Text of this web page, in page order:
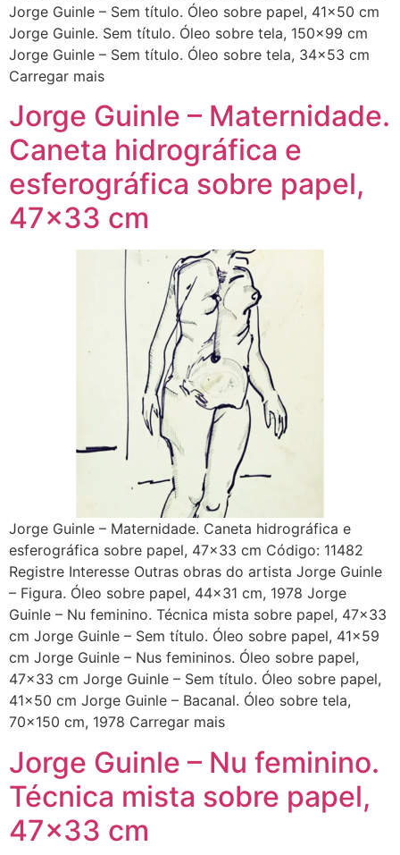
Jorge Guinle – Sem título. Óleo sobre papel, 41×50 cm
Jorge Guinle. Sem título. Óleo sobre tela, 150×99 cm
Jorge Guinle – Sem título. Óleo sobre tela, 34×53 cm
Carregar mais
Jorge Guinle – Maternidade.
Caneta hidrográfica e
esferográfica sobre papel,
47×33 cm
Jorge Guinle – Maternidade. Caneta hidrográfica e
esferográfica sobre papel, 47×33 cm Código: 11482
Registre Interesse Outras obras do artista Jorge Guinle
– Figura. Óleo sobre papel, 44×31 cm, 1978 Jorge
Guinle – Nu feminino. Técnica mista sobre papel, 47×33
cm Jorge Guinle – Sem título. Óleo sobre papel, 41×59
cm Jorge Guinle – Nus femininos. Óleo sobre papel,
47×33 cm Jorge Guinle – Sem título. Óleo sobre papel,
41×50 cm Jorge Guinle – Bacanal. Óleo sobre tela,
70×150 cm, 1978 Carregar mais
Jorge Guinle – Nu feminino.
Técnica mista sobre papel,
47×33 cm